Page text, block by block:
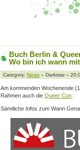
Buch Berlin &
Wo bin ich wann
Category: News – Darkstar –
Am kommenden Wochenende
Rahmen auch die Queer Con
Sämtliche Infos zum Wann